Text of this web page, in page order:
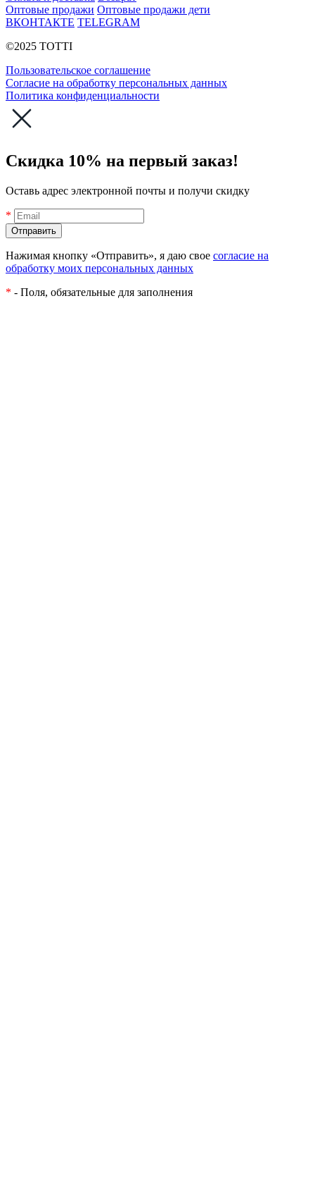
Оптовые продажи Оптовые продажи дети
ВКОНТАКТЕ TELEGRAM
©2025 TOTTI
Пользовательское соглашение
Согласие на обработку персональных данных
Политика конфиденциальности
Скидка 10% на первый заказ!
Оставь адрес электронной почты и получи скидку
*
Нажимая кнопку «Отправить», я даю свое согласие на
обработку моих персональных данных
* - Поля, обязательные для заполнения